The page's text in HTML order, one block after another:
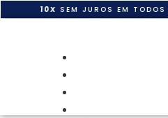
10X SEM JUROS EM